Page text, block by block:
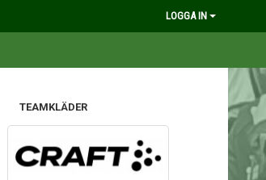
LOGGA IN
TEAMKLÄDER